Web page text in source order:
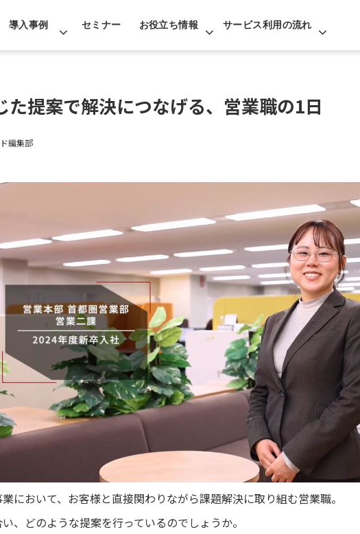
導入事例 セミナー お役立ち情報 サービス利用の流れ
た提案で解決につなげる、営業職の1日
編集部
において、お客様と直接関わりながら課題解決に取り組む営業職。
、どのような提案を行っているのでしょうか。